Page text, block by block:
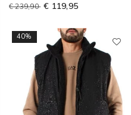
€ 239,90 € 119,95
40%